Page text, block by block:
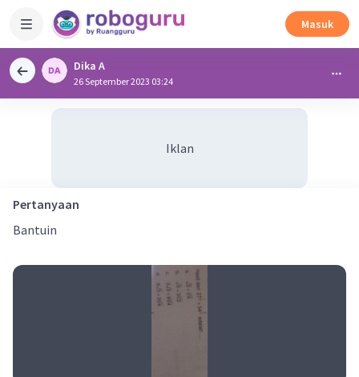
Masuk
Dika A
26 September 2023 03:24
Iklan
Pertanyaan
Bantuin